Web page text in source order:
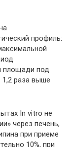
профиль:
площади под
1,2 раза выше
In vitro не
через печень,
при приеме
10%, при